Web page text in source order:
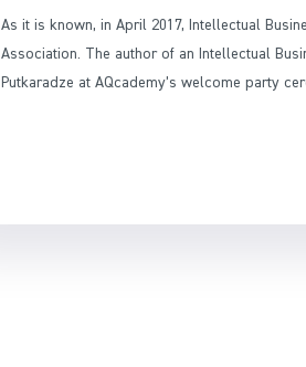
As it is known, in April 2017, Intellectual
Association. The author of an Intellectual
Putkaradze at AQcademy’s welcome party